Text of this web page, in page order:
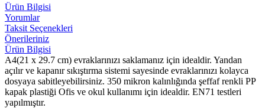
Ürün Bilgisi
Yorumlar
Taksit Seçenekleri
Önerileriniz
Ürün Bilgisi
A4(21 x 29.7 cm) evraklarınızı saklamanız için idealdir. Yandan
açılır ve kapanır sıkıştırma sistemi sayesinde evraklarınızı kolayca
dosyaya sabitleyebilirsiniz. 350 mikron kalınlığında şeffaf renkli PP
kapak plastiği Ofis ve okul kullanımı için idealdir. EN71 testleri
yapılmıştır.